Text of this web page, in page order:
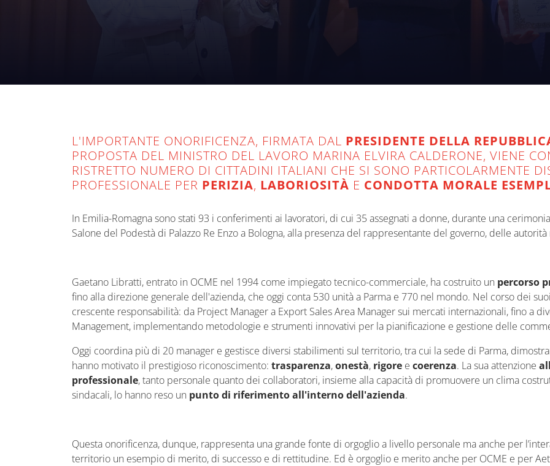
L'IMPORTANTE ONORIFICENZA, FIRMATA DAL PRESIDENTE DELLA
PROPOSTA DEL MINISTRO DEL LAVORO MARINA ELVIRA CALDERONE, VIENE
RISTRETTO NUMERO DI CITTADINI ITALIANI CHE SI SONO PARTICOLARMENTE
PROFESSIONALE PER PERIZIA, LABORIOSITÀ E CONDOTTA MORALE
In Emilia-Romagna sono stati 93 i conferimenti ai lavoratori, di cui 35 assegnati a donne, durante una
Salone del Podestà di Palazzo Re Enzo a Bologna, alla presenza del rappresentante del governo, delle
Gaetano Libratti, entrato in OCME nel 1994 come impiegato tecnico-commerciale, ha costruito un percorso
fino alla direzione generale dell'azienda, che oggi conta 530 unità a Parma e 770 nel mondo. Nel corso dei
crescente responsabilità: da Project Manager a Export Sales Area Manager sui mercati internazionali, fino a
Management, implementando metodologie e strumenti innovativi per la pianificazione e gestione delle
Oggi coordina più di 20 manager e gestisce diversi stabilimenti sul territorio, tra cui la sede di Parma,
hanno motivato il prestigioso riconoscimento: trasparenza,onestà, rigore e coerenza. La sua attenzione
professionale, tanto personale quanto dei collaboratori, insieme alla capacità di promuovere un clima
sindacali, lo hanno reso un punto di riferimento all'interno dell'azienda.
Questa onorificenza, dunque, rappresenta una grande fonte di orgoglio a livello personale ma anche per
territorio un esempio di merito, di successo e di rettitudine. Ed è orgoglio e merito anche per OCME e per